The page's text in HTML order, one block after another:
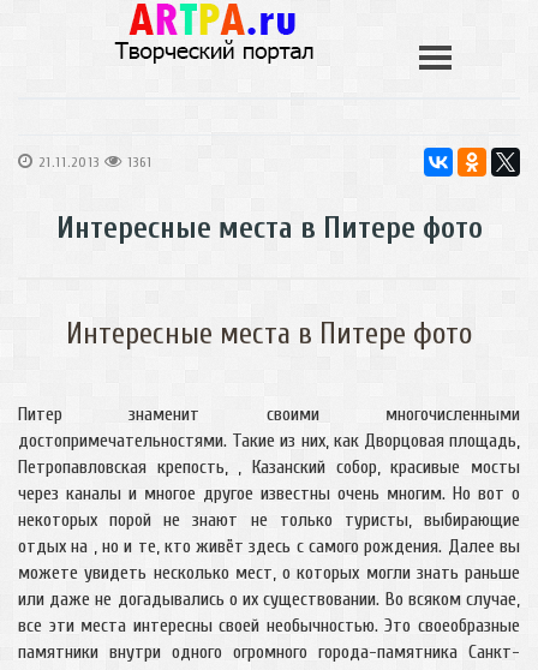
21.11.2013 1361
Интересные места в Питере фото
Интересные места в Питере фото
Питер знаменит своими многочисленными
достопримечательностями. Такие из них, как Дворцовая площадь,
Петропавловская крепость, , Казанский собор, красивые мосты
через каналы и многое другое известны очень многим. Но вот о
некоторых порой не знают не только туристы, выбирающие
отдых на , но и те, кто живёт здесь с самого рождения. Далее вы
можете увидеть несколько мест, о которых могли знать раньше
или даже не догадывались о их существовании. Во всяком случае,
все эти места интересны своей необычностью. Это своеобразные
памятники внутри одного огромного города-памятника Санкт-